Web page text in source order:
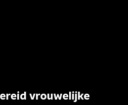
vrouwelijke